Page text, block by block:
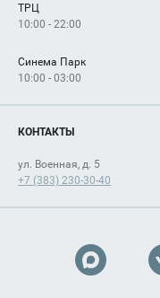
Как добраться
ТРЦ
10:00 - 22:00
Синема Парк
10:00 - 03:00
КОНТАКТЫ
ул. Военная, д. 5
+7 (383) 230-30-40